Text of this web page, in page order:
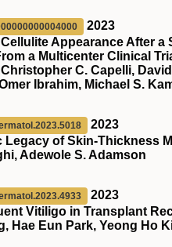
2023
Appearance After
a Multicenter Clinical
Christopher C. Capelli,
Ibrahim, Michael S.
2023
Legacy of Skin-Thickness
Adewole S. Adamson
2023
Vitiligo in Transplant
Hae Eun Park, Yeong Ho